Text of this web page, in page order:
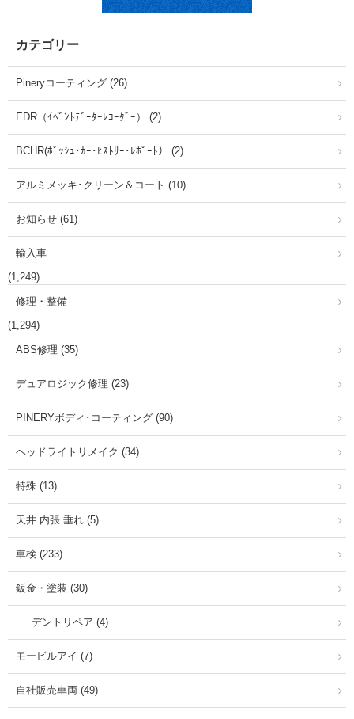
カテゴリー
Pineryコーティング (26)
EDR（ｲﾍﾞﾝﾄﾃﾞｰﾀｰﾚｺｰﾀﾞｰ） (2)
BCHR(ﾎﾞｯｼｭ･ｶｰ･ﾋｽﾄﾘｰ･ﾚﾎﾟｰﾄ） (2)
アルミメッキ･クリーン＆コート (10)
お知らせ (61)
輸入車
(1,249)
修理・整備
(1,294)
ABS修理 (35)
デュアロジック修理 (23)
PINERYボディ･コーティング (90)
ヘッドライトリメイク (34)
特殊 (13)
天井 内張 垂れ (5)
車検 (233)
鈑金・塗装 (30)
デントリペア (4)
モービルアイ (7)
自社販売車両 (49)